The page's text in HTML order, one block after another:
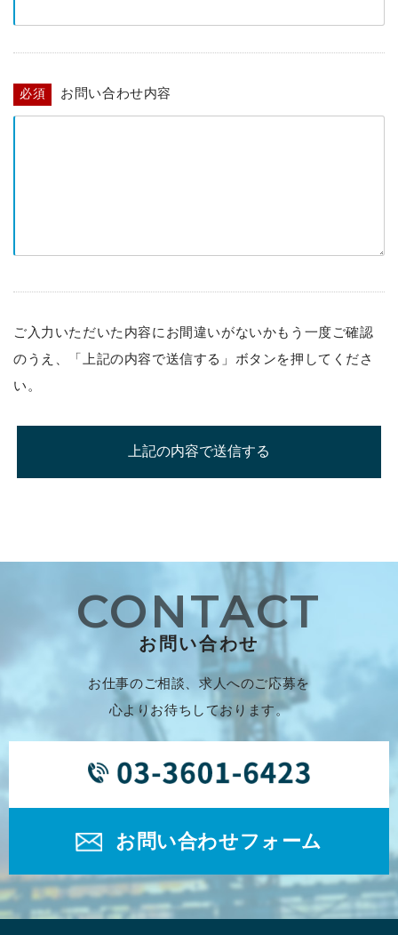
必須 お問い合わせ内容
ご入力いただいた内容にお間違いがないかもう一度ご確認
のうえ、「上記の内容で送信する」ボタンを押してくださ
い。
CONTACT
お問い合わせ
お仕事のご相談、求人へのご応募を
心よりお待ちしております。
お問い合わせフォーム